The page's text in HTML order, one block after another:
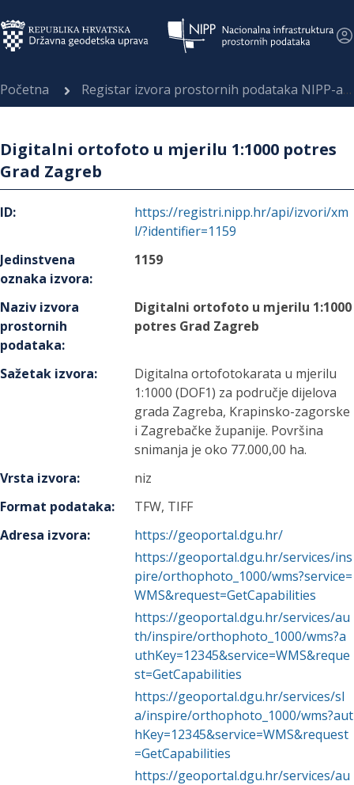
Početna Registar izvora prostornih podataka NIPP-a
Digitalni ortofoto u mjerilu 1:1000 potres
Grad Zagreb
ID:
https://registri.nipp.hr/api/izvori/xm
l/?identifier=1159
Jedinstvena
oznaka izvora:
1159
Naziv izvora
prostornih
podataka:
Digitalni ortofoto u mjerilu 1:1000
potres Grad Zagreb
Sažetak izvora:
Digitalna ortofotokarata u mjerilu
1:1000 (DOF1) za područje dijelova
grada Zagreba, Krapinsko-zagorske
i Zagrebačke županije. Površina
snimanja je oko 77.000,00 ha.
Vrsta izvora:
niz
Format podataka:
TFW, TIFF
Adresa izvora:
https://geoportal.dgu.hr/
https://geoportal.dgu.hr/services/ins
pire/orthophoto_1000/wms?service=
WMS&request=GetCapabilities
https://geoportal.dgu.hr/services/au
th/inspire/orthophoto_1000/wms?a
uthKey=12345&service=WMS&reque
st=GetCapabilities
https://geoportal.dgu.hr/services/sl
a/inspire/orthophoto_1000/wms?aut
hKey=12345&service=WMS&request
=GetCapabilities
https://geoportal.dgu.hr/services/au